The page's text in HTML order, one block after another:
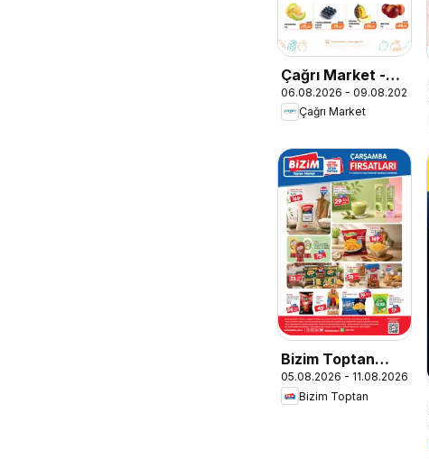
Çağrı Market -
Manav Katalog
06.08.2026 - 09.08.2026
Çağrı Market
Bizim Toptan
Katalog
05.08.2026 - 11.08.2026
Bizim Toptan